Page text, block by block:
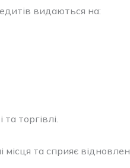
видаються на:
торгівлі.
та сприяє